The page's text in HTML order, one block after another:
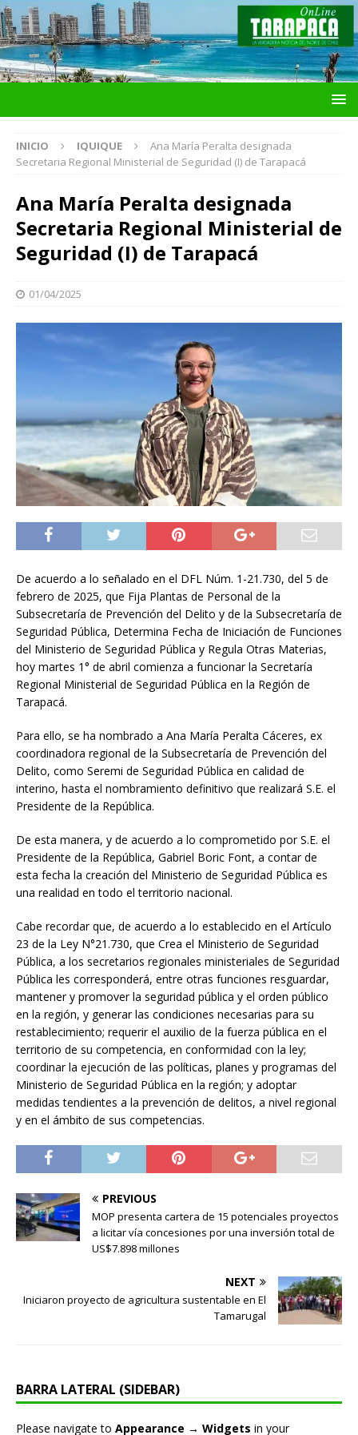
INICIO IQUIQUE
Ana María Peralta designada
Secretaria Regional Ministerial de Seguridad (I) de Tarapacá
Ana María Peralta designada
Secretaria Regional Ministerial de
Seguridad (I) de Tarapacá
01/04/2025
De acuerdo a lo señalado en el DFL Núm. 1-21.730, del 5 de
febrero de 2025, que Fija Plantas de Personal de la
Subsecretaría de Prevención del Delito y de la Subsecretaría de
Seguridad Pública, Determina Fecha de Iniciación de Funciones
del Ministerio de Seguridad Pública y Regula Otras Materias,
hoy martes 1° de abril comienza a funcionar la Secretaría
Regional Ministerial de Seguridad Pública en la Región de
Tarapacá.
Para ello, se ha nombrado a Ana María Peralta Cáceres, ex
coordinadora regional de la Subsecretaría de Prevención del
Delito, como Seremi de Seguridad Pública en calidad de
interino, hasta el nombramiento definitivo que realizará S.E. el
Presidente de la República.
De esta manera, y de acuerdo a lo comprometido por S.E. el
Presidente de la República, Gabriel Boric Font, a contar de
esta fecha la creación del Ministerio de Seguridad Pública es
una realidad en todo el territorio nacional.
Cabe recordar que, de acuerdo a lo establecido en el Artículo
23 de la Ley N°21.730, que Crea el Ministerio de Seguridad
Pública, a los secretarios regionales ministeriales de Seguridad
Pública les corresponderá, entre otras funciones resguardar,
mantener y promover la seguridad pública y el orden público
en la región, y generar las condiciones necesarias para su
restablecimiento; requerir el auxilio de la fuerza pública en el
territorio de su competencia, en conformidad con la ley;
coordinar la ejecución de las políticas, planes y programas del
Ministerio de Seguridad Pública en la región; y adoptar
medidas tendientes a la prevención de delitos, a nivel regional
y en el ámbito de sus competencias.
PREVIOUS
MOP presenta cartera de 15 potenciales proyectos
a licitar vía concesiones por una inversión total de
US$7.898 millones
NEXT
Iniciaron proyecto de agricultura sustentable en El
Tamarugal
BARRA LATERAL (SIDEBAR)
Please navigate to Appearance → Widgets in your